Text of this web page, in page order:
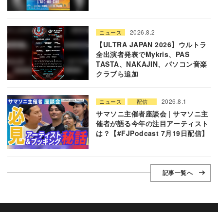
ニュース 2026.8.2
【ULTRA JAPAN 2026】ウルトラ
全出演者発表でMykris、PAS
TASTA、NAKAJIN、パソコン音楽
クラブら追加
ニュース 配信 2026.8.1
サマソニ主催者座談会 | サマソニ主
催者が語る今年の注目アーティスト
は？【#FJPodcast 7月19日配信】
記事一覧へ